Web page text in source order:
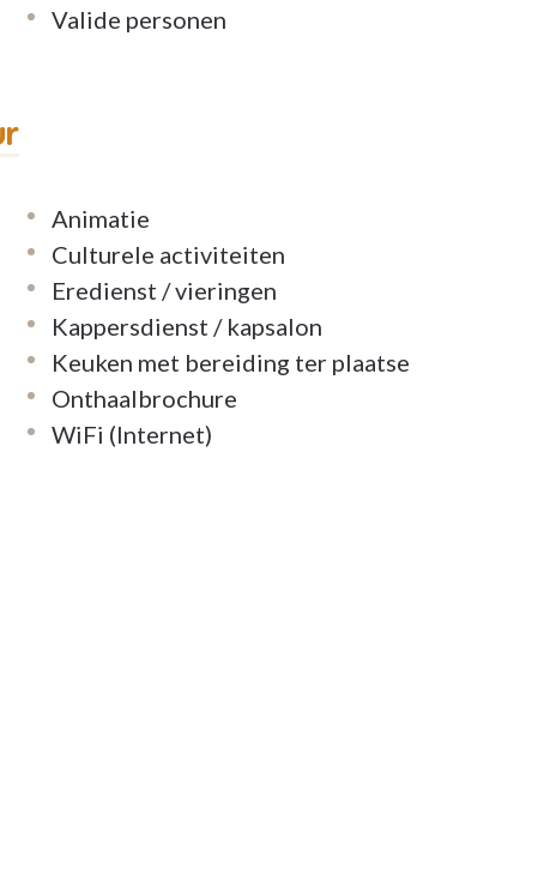
de vivre de manière autonome tout
et un cadre de vie chaleureux où chaque
Valide personen
Animatie
Culturele activiteiten
Eredienst / vieringen
Kappersdienst / kapsalon
Keuken met bereiding ter plaatse
Onthaalbrochure
WiFi (Internet)